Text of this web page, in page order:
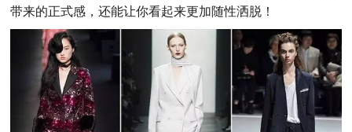
带来的正式感，还能让你看起来更加随性洒脱！